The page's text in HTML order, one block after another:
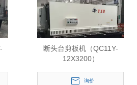
断头台剪板机（QC11Y-
12X3200）
询价